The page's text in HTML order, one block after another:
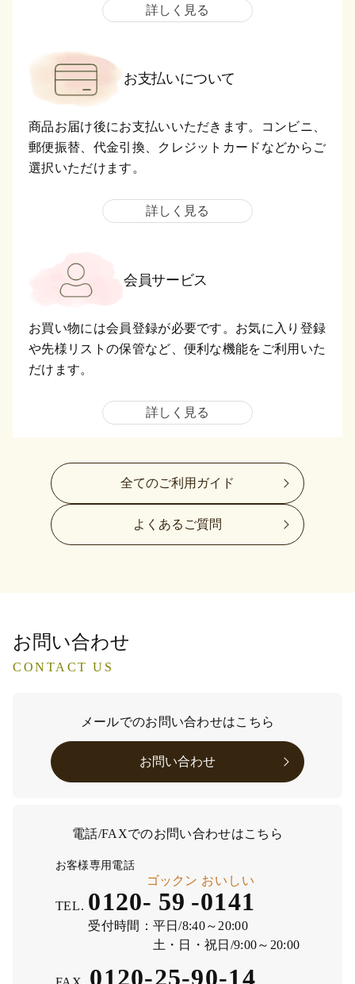
詳しく見る
お支払いについて
商品お届け後にお支払いいただきます。コンビニ、
郵便振替、代金引換、クレジットカードなどからご
選択いただけます。
詳しく見る
会員サービス
お買い物には会員登録が必要です。お気に入り登録
や先様リストの保管など、便利な機能をご利用いた
だけます。
詳しく見る
全てのご利用ガイド
よくあるご質問
お問い合わせ
CONTACT US
メールでのお問い合わせはこちら
お問い合わせ
電話/FAXでのお問い合わせはこちら
お客様専用電話
TEL. 0120- 59
ゴックン
-0141
おいしい
受付時間： 平日/8:40～20:00
土・日・祝日/9:00～20:00
0120-25-90-14